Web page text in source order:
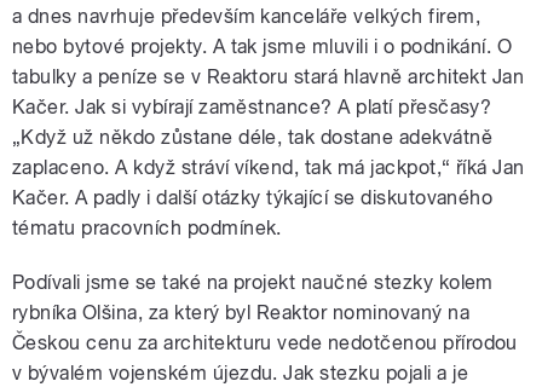
a dnes navrhuje především kanceláře velkých firem,
nebo bytové projekty. A tak jsme mluvili i o podnikání. O
tabulky a peníze se v Reaktoru stará hlavně architekt Jan
Kačer. Jak si vybírají zaměstnance? A platí přesčasy?
„Když už někdo zůstane déle, tak dostane adekvátně
zaplaceno. A když stráví víkend, tak má jackpot,“ říká Jan
Kačer. A padly i další otázky týkající se diskutovaného
tématu pracovních podmínek.
Podívali jsme se také na projekt naučné stezky kolem
rybníka Olšina, za který byl Reaktor nominovaný na
Českou cenu za architekturu vede nedotčenou přírodou
v bývalém vojenském újezdu. Jak stezku pojali a je